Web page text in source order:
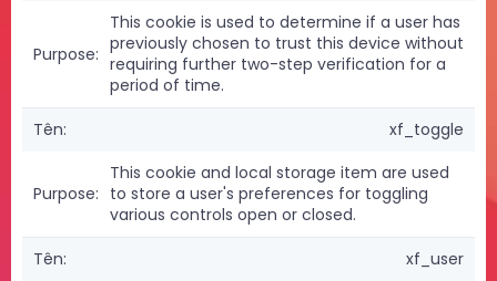
This cookie is used to determine if a user has
previously chosen to trust this device without
requiring further two-step verification for a
period of time.
xf_toggle
This cookie and local storage item are used
to store a user's preferences for toggling
various controls open or closed.
xf_user